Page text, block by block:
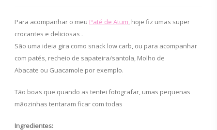
Para acompanhar o meu Paté de Atum, hoje fiz umas super
crocantes e deliciosas .
São uma ideia gira como snack low carb, ou para acompanhar
com patés, recheio de sapateira/santola, Molho de
Abacate ou Guacamole por exemplo.
Tão boas que quando as tentei fotografar, umas pequenas
mãozinhas tentaram ficar com todas
Ingredientes: